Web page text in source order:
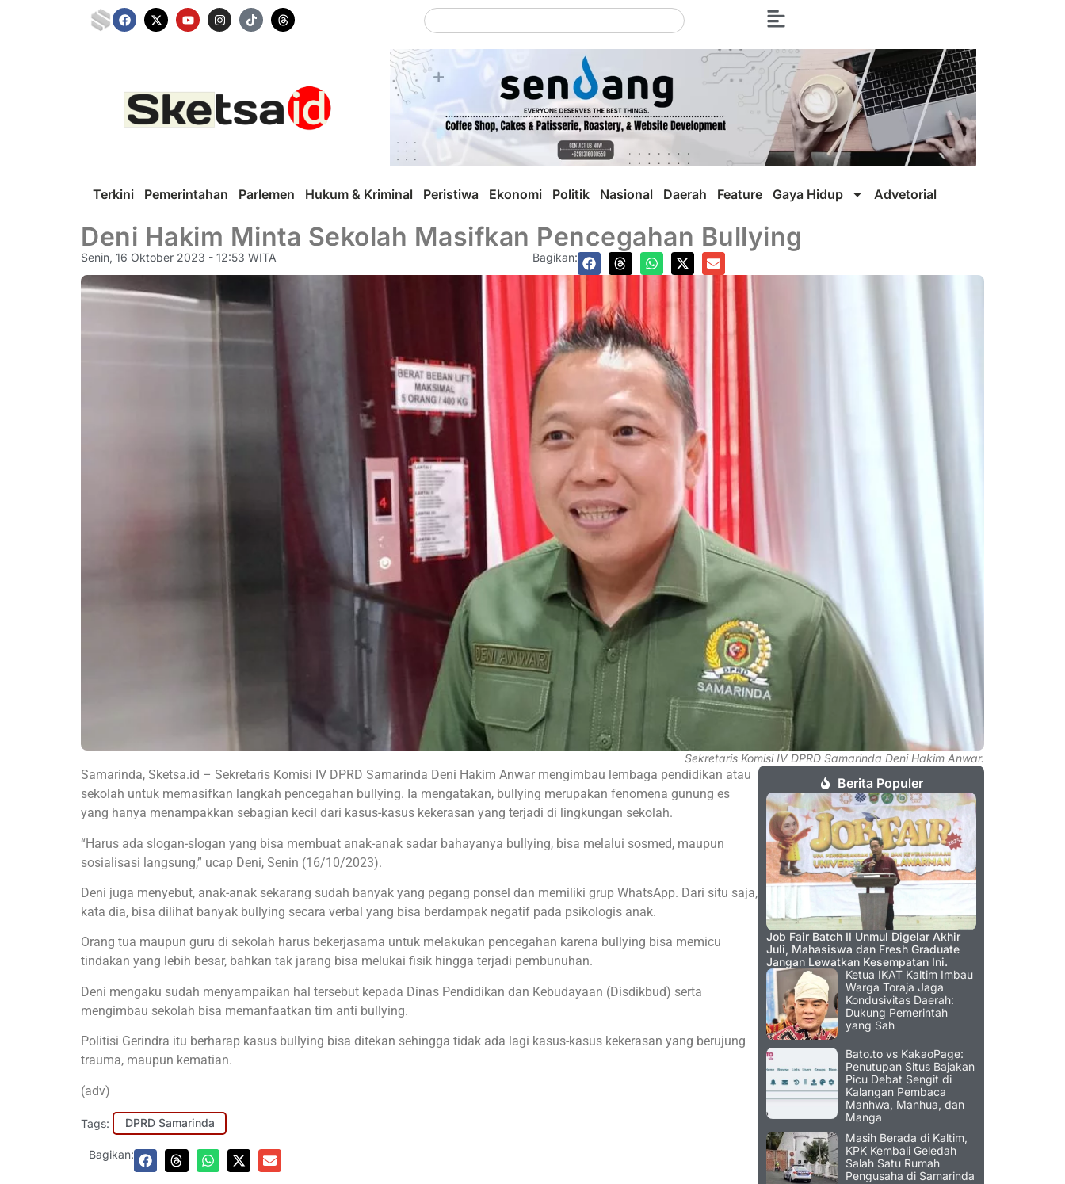
Terkini Pemerintahan Parlemen Hukum & Kriminal Peristiwa Ekonomi Politik Nasional Daerah Feature Gaya Hidup Advetorial
Deni Hakim Minta Sekolah Masifkan Pencegahan Bullying
Senin, 16 Oktober 2023 - 12:53 WITA Bagikan:
Sekretaris Komisi IV DPRD Samarinda Deni Hakim Anwar.
Samarinda, Sketsa.id – Sekretaris Komisi IV DPRD Samarinda Deni Hakim Anwar mengimbau lembaga pendidikan atau
sekolah untuk memasifkan langkah pencegahan bullying. Ia mengatakan, bullying merupakan fenomena gunung es
yang hanya menampakkan sebagian kecil dari kasus-kasus kekerasan yang terjadi di lingkungan sekolah.
“Harus ada slogan-slogan yang bisa membuat anak-anak sadar bahayanya bullying, bisa melalui sosmed, maupun
sosialisasi langsung,” ucap Deni, Senin (16/10/2023).
Deni juga menyebut, anak-anak sekarang sudah banyak yang pegang ponsel dan memiliki grup WhatsApp. Dari situ saja,
kata dia, bisa dilihat banyak bullying secara verbal yang bisa berdampak negatif pada psikologis anak.
Orang tua maupun guru di sekolah harus bekerjasama untuk melakukan pencegahan karena bullying bisa memicu
tindakan yang lebih besar, bahkan tak jarang bisa melukai fisik hingga terjadi pembunuhan.
Deni mengaku sudah menyampaikan hal tersebut kepada Dinas Pendidikan dan Kebudayaan (Disdikbud) serta
mengimbau sekolah bisa memanfaatkan tim anti bullying.
Politisi Gerindra itu berharap kasus bullying bisa ditekan sehingga tidak ada lagi kasus-kasus kekerasan yang berujung
trauma, maupun kematian.
(adv)
Tags: DPRD Samarinda
Bagikan:
Berita Populer
Job Fair Batch II Unmul Digelar Akhir
Juli, Mahasiswa dan Fresh Graduate
Jangan Lewatkan Kesempatan Ini.
Ketua IKAT Kaltim Imbau
Warga Toraja Jaga
Kondusivitas Daerah:
Dukung Pemerintah
yang Sah
Bato.to vs KakaoPage:
Penutupan Situs Bajakan
Picu Debat Sengit di
Kalangan Pembaca
Manhwa, Manhua, dan
Manga
Masih Berada di Kaltim,
KPK Kembali Geledah
Salah Satu Rumah
Pengusaha di Samarinda